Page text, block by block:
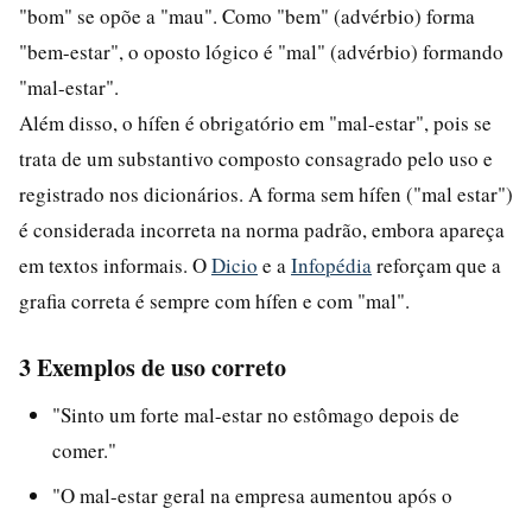
"bom" se opõe a "mau". Como "bem" (advérbio) forma
"bem-estar", o oposto lógico é "mal" (advérbio) formando
"mal-estar".
Além disso, o hífen é obrigatório em "mal-estar", pois se
trata de um substantivo composto consagrado pelo uso e
registrado nos dicionários. A forma sem hífen ("mal estar")
é considerada incorreta na norma padrão, embora apareça
em textos informais. ODicio e a Infopédia reforçam que a
grafia correta é sempre com hífen e com "mal".
3 Exemplos de uso correto
"Sinto um forte mal-estar no estômago depois de
comer."
"O mal-estar geral na empresa aumentou após o